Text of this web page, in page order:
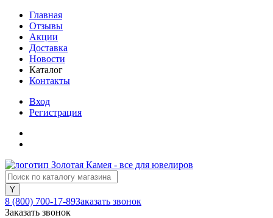
Главная
Отзывы
Акции
Доставка
Новости
Каталог
Контакты
Вход
Регистрация
8 (800) 700-17-89Заказать звонок
Заказать звонок